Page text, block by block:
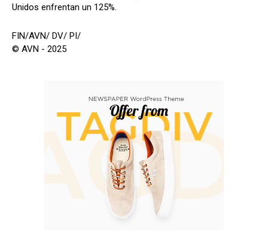
Unidos enfrentan un 125%.
FIN/AVN/ DV/ PI/
© AVN - 2025